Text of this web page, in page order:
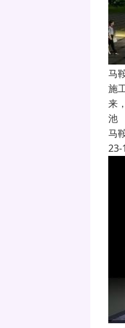
马
施
来
池
马
23-